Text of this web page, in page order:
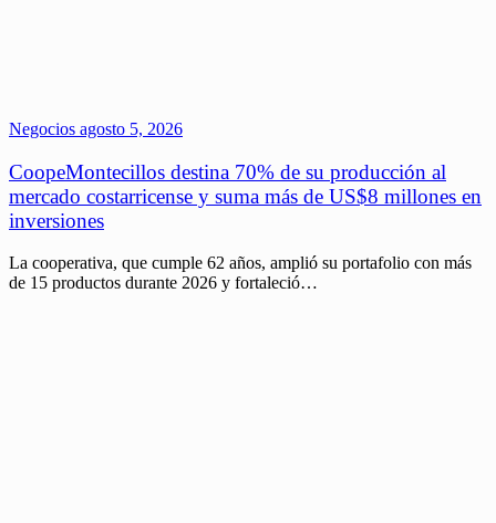
Negocios agosto 5, 2026
CoopeMontecillos destina 70% de su producción al
mercado costarricense y suma más de US$8 millones en
inversiones
La cooperativa, que cumple 62 años, amplió su portafolio con más
de 15 productos durante 2026 y fortaleció…